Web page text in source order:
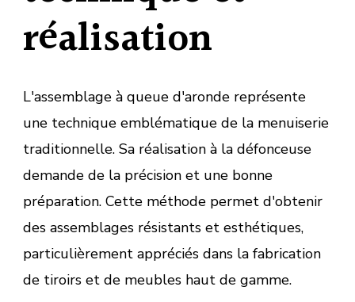
réalisation
L'assemblage à queue d'aronde représente
une technique emblématique de la menuiserie
traditionnelle. Sa réalisation à la défonceuse
demande de la précision et une bonne
préparation. Cette méthode permet d'obtenir
des assemblages résistants et esthétiques,
particulièrement appréciés dans la fabrication
de tiroirs et de meubles haut de gamme.